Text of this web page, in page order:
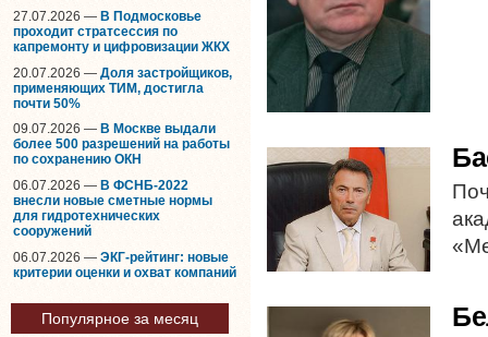
27.07.2026 — В Подмосковье
проходит стратсессия по
капремонту и цифровизации ЖКХ
20.07.2026 — Доля застройщиков,
применяющих ТИМ, достигла
почти 50%
09.07.2026 — В Москве выдали
более 500 разрешений на работы
по сохранению ОКН
06.07.2026 — В ФСНБ-2022
внесли новые сметные нормы
для гидротехнических
сооружений
06.07.2026 — ЭКГ-рейтинг: новые
критерии оценки и охват компаний
Популярное за месяц